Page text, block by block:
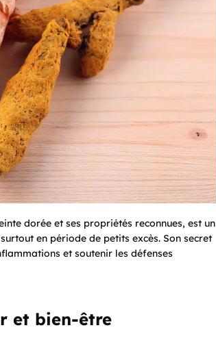
dorée et ses propriétés reconnues, est un
en période de petits excès. Son secret
et soutenir les défenses
et bien-être